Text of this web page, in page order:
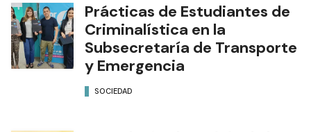
Prácticas de Estudiantes de
Criminalística en la
Subsecretaría de Transporte
y Emergencia
SOCIEDAD